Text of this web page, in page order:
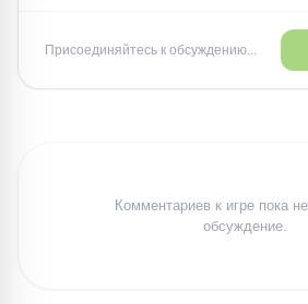
Присоединяйтесь к обсуждению...
Комментариев к игре пока
обсуждение.